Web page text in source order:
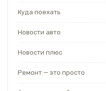
Куда поехать
Новости авто
Новости плюс
Ремонт — это просто